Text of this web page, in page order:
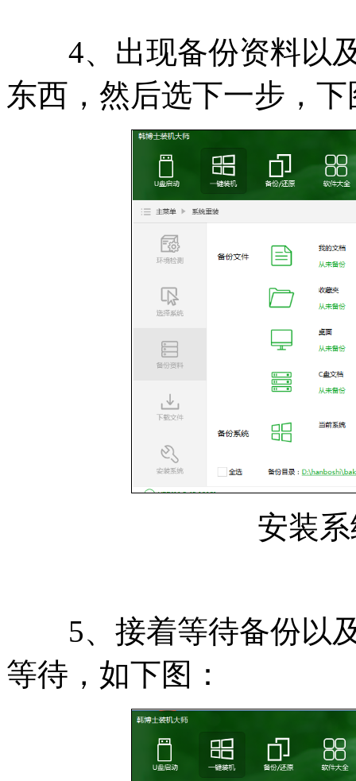
4、出现备份资料以及
东西，然后选下一步，
安装
5、接着等待备份以及
等待，如下图：